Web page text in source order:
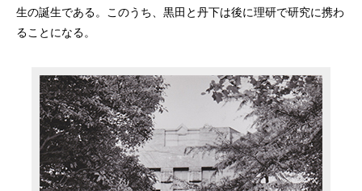
生の誕生である。このうち、黒田と丹下は後に理研で研究に携わ
ることになる。